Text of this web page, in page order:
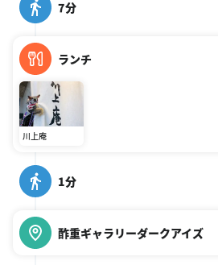
7分
ランチ
川上庵
1分
酢重ギャラリーダークアイズ